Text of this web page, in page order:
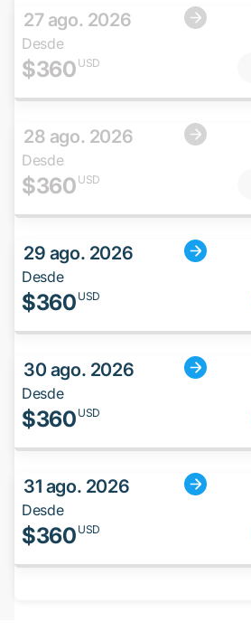
27 ago. 2026
Desde
$360 USD
28 ago. 2026
Desde
$360 USD
29 ago. 2026
Desde
$360 USD
30 ago. 2026
Desde
$360 USD
31 ago. 2026
Desde
$360 USD